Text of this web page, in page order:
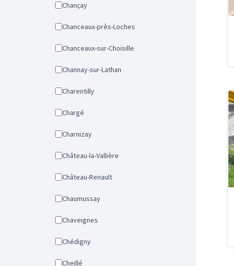
Chançay
Chanceaux-près-Loches
Chanceaux-sur-Choisille
Channay-sur-Lathan
Charentilly
Chargé
Charnizay
Château-la-Vallière
Château-Renault
Chaumussay
Chaveignes
Chédigny
Cheillé